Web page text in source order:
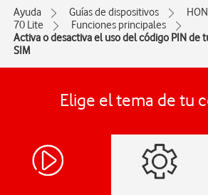
Ayuda Guías de dispositivos
70 Lite
Funciones principales
Activa o desactiva el uso del código PIN de
SIM
Elige el tema de tu